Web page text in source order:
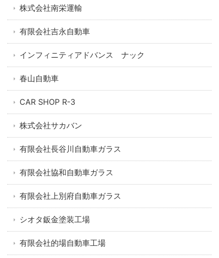
株式会社南栄運輸
有限会社吉永自動車
インフィニティアドバンス ナック
春山自動車
CAR SHOP R-3
株式会社サカバン
有限会社長谷川自動車ガラス
有限会社協和自動車ガラス
有限会社上別府自動車ガラス
シオタ鈑金塗装工場
有限会社的場自動車工場